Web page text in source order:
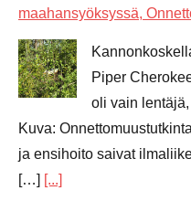
maahansyöksyssä,
Piper
oli vain
Kuva:
ja ensihoito saivat
[…] [...]